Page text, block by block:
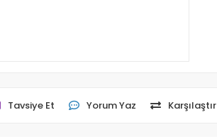
Tavsiye Et Yorum Yaz Karşılaştır